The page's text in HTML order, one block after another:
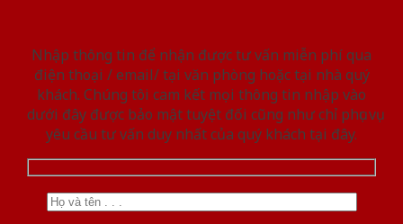
Nhập thông tin để nhận được tư vấn miễn phí qua
điện thoại / email/ tại văn phòng hoặc tại nhà quý
khách. Chúng tôi cam kết mọi thông tin nhập vào
dưới đây được bảo mật tuyệt đối cũng như chỉ phục vụ
yêu cầu tư vấn duy nhất của quý khách tại đây.